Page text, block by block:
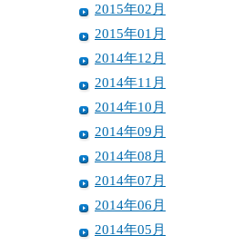
2015年02月
2015年01月
2014年12月
2014年11月
2014年10月
2014年09月
2014年08月
2014年07月
2014年06月
2014年05月